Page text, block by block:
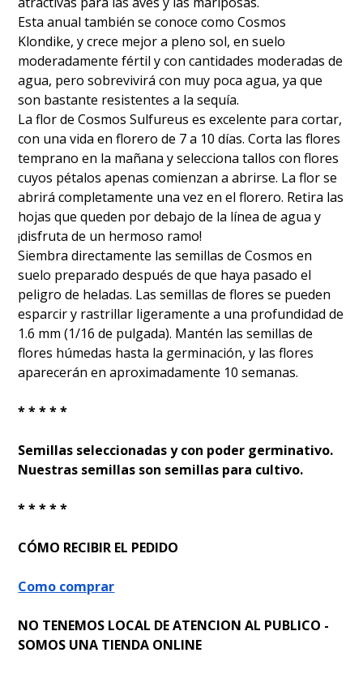
Esta anual también se conoce como Cosmos
Klondike, y crece mejor a pleno sol, en suelo
moderadamente fértil y con cantidades moderadas de
agua, pero sobrevivirá con muy poca agua, ya que
son bastante resistentes a la sequía.
La flor de Cosmos Sulfureus es excelente para cortar,
con una vida en florero de 7 a 10 días. Corta las flores
temprano en la mañana y selecciona tallos con flores
cuyos pétalos apenas comienzan a abrirse. La flor se
abrirá completamente una vez en el florero. Retira las
hojas que queden por debajo de la línea de agua y
¡disfruta de un hermoso ramo!
Siembra directamente las semillas de Cosmos en
suelo preparado después de que haya pasado el
peligro de heladas. Las semillas de flores se pueden
esparcir y rastrillar ligeramente a una profundidad de
1.6 mm (1/16 de pulgada). Mantén las semillas de
flores húmedas hasta la germinación, y las flores
aparecerán en aproximadamente 10 semanas.
* * * * *
Semillas seleccionadas y con poder germinativo.
Nuestras semillas son semillas para cultivo.
* * * * *
CÓMO RECIBIR EL PEDIDO
Como comprar
NO TENEMOS LOCAL DE ATENCION AL PUBLICO -
SOMOS UNA TIENDA ONLINE